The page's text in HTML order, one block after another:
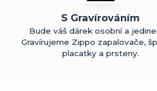
S Gravírováním
Bude váš dárek osobní a
Gravírujeme Zippo zapalovače,
placatky a prsteny.